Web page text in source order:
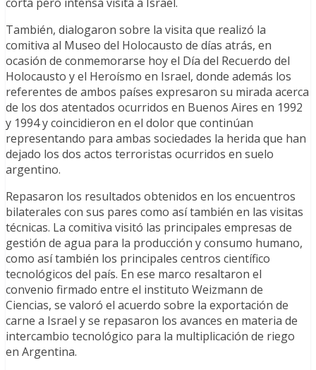
También, dialogaron sobre la visita que realizó la
comitiva al Museo del Holocausto de días atrás, en
ocasión de conmemorarse hoy el Día del Recuerdo del
Holocausto y el Heroísmo en Israel, donde además los
referentes de ambos países expresaron su mirada acerca
de los dos atentados ocurridos en Buenos Aires en 1992
y 1994 y coincidieron en el dolor que continúan
representando para ambas sociedades la herida que han
dejado los dos actos terroristas ocurridos en suelo
argentino.
Repasaron los resultados obtenidos en los encuentros
bilaterales con sus pares como así también en las visitas
técnicas. La comitiva visitó las principales empresas de
gestión de agua para la producción y consumo humano,
como así también los principales centros científico
tecnológicos del país. En ese marco resaltaron el
convenio firmado entre el instituto Weizmann de
Ciencias, se valoró el acuerdo sobre la exportación de
carne a Israel y se repasaron los avances en materia de
intercambio tecnológico para la multiplicación de riego
en Argentina.